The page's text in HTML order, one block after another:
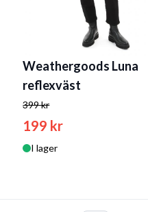
Weathergoods Luna
reflexväst
399 kr
199 kr
I lager